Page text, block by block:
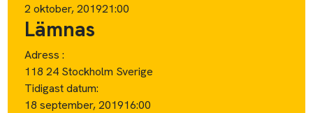
2 oktober, 201921:00
Lämnas
Adress :
118 24 Stockholm Sverige
Tidigast datum:
18 september, 201916:00